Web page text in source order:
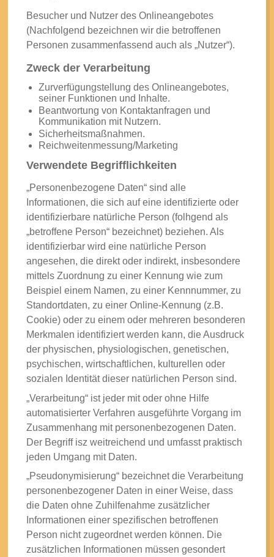
Besucher und Nutzer des Onlineangebotes
(Nachfolgend bezeichnen wir die betroffenen
Personen zusammenfassend auch als „Nutzer“).
Zweck der Verarbeitung
Zurverfügungstellung des Onlineangebotes,
seiner Funktionen und Inhalte.
Beantwortung von Kontaktanfragen und
Kommunikation mit Nutzern.
Sicherheitsmaßnahmen.
Reichweitenmessung/Marketing
Verwendete Begrifflichkeiten
„Personenbezogene Daten“ sind alle
Informationen, die sich auf eine identifizierte oder
identifizierbare natürliche Person (folhgend als
„betroffene Person“ bezeichnet) beziehen. Als
identifizierbar wird eine natürliche Person
angesehen, die direkt oder indirekt, insbesondere
mittels Zuordnung zu einer Kennung wie zum
Beispiel einem Namen, zu einer Kennnummer, zu
Standortdaten, zu einer Online-Kennung (z.B.
Cookie) oder zu einem oder mehreren besonderen
Merkmalen identifiziert werden kann, die Ausdruck
der physischen, physiologischen, genetischen,
psychischen, wirtschaftlichen, kulturellen oder
sozialen Identität dieser natürlichen Person sind.
„Verarbeitung“ ist jeder mit oder ohne Hilfe
automatisierter Verfahren ausgeführte Vorgang im
Zusammenhang mit personenbezogenen Daten.
Der Begriff isz weitreichend und umfasst praktisch
jeden Umgang mit Daten.
„Pseudonymisierung“ bezeichnet die Verarbeitung
personenbezogener Daten in einer Weise, dass
die Daten ohne Zuhilfenahme zusätzlicher
Informationen einer spezifischen betroffenen
Person nicht zugeordnet werden können. Die
zusätzlichen Informationen müssen gesondert